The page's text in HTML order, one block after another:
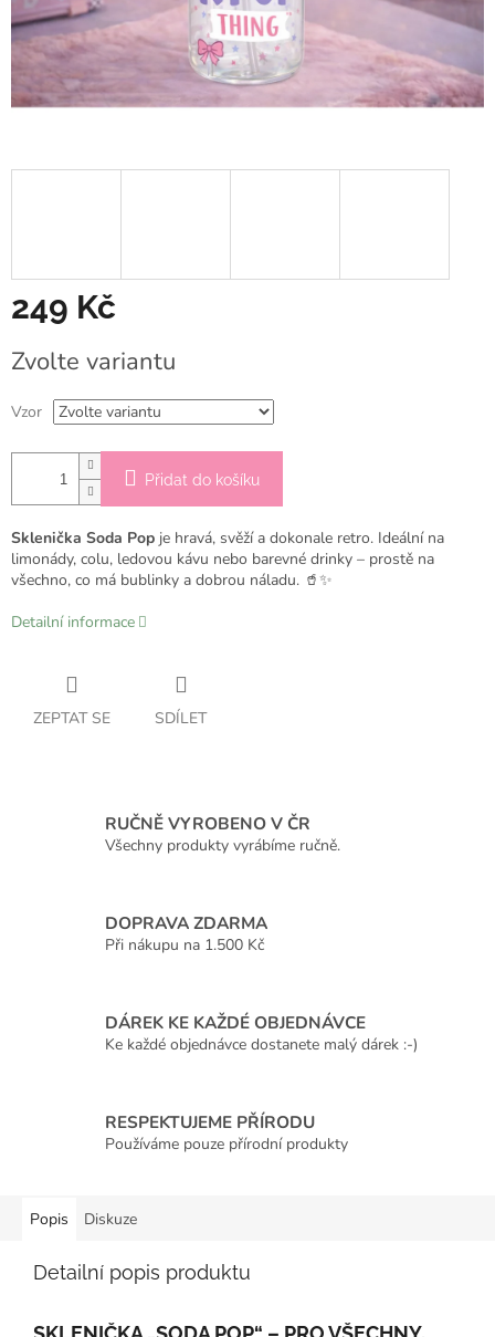
249 Kč
cena:
Zvolte variantu
Vzor
Přidat do košíku
Sklenička Soda Pop je hravá, svěží a dokonale retro. Ideální na
limonády, colu, ledovou kávu nebo barevné drinky – prostě na
všechno, co má bublinky a dobrou náladu. 🥤✨
Detailní informace
ZEPTAT SE SDÍLET
RUČNĚ VYROBENO V ČR
Všechny produkty vyrábíme ručně.
DOPRAVA ZDARMA
Při nákupu na 1.500 Kč
DÁREK KE KAŽDÉ OBJEDNÁVCE
Ke každé objednávce dostanete malý dárek :-)
RESPEKTUJEME PŘÍRODU
Používáme pouze přírodní produkty
Popis Diskuze
Detailní popis produktu